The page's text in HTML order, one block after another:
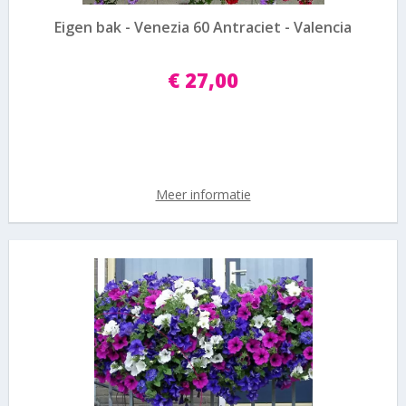
Eigen bak - Venezia 60 Antraciet - Valencia
€ 27,00
Meer informatie